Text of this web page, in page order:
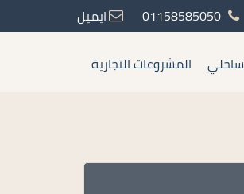
01158585050
ايميل
ساحلي المشروعات التجارية